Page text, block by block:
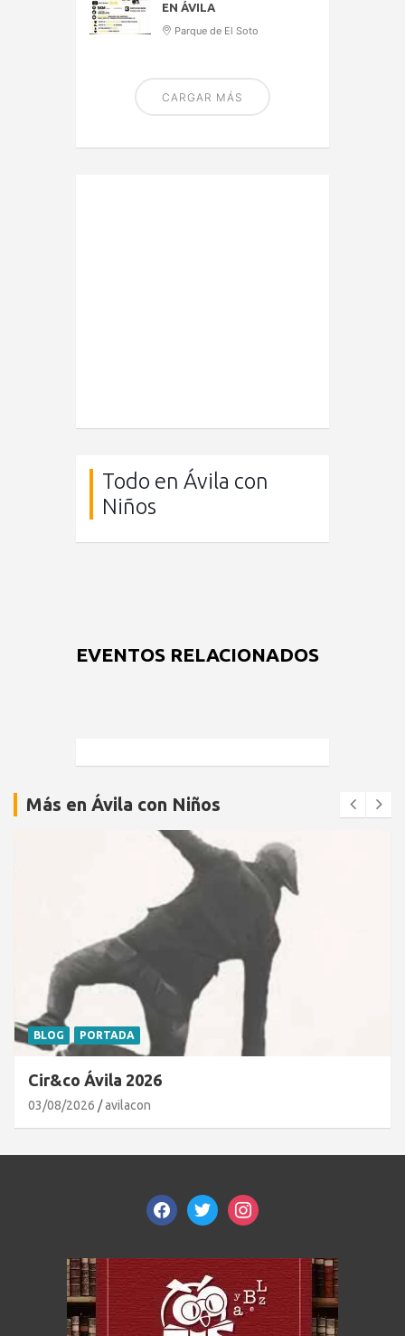
EN ÁVILA
Parque de El Soto
CARGAR MÁS
Todo en Ávila con
Niños
EVENTOS RELACIONADOS
Más en Ávila con Niños
BLOG PORTADA
Cir&co Ávila 2026
03/08/2026 avilacon
facebooktwitterinstagram